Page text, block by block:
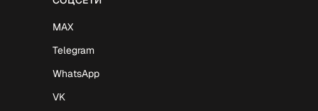
MAX
Telegram
WhatsApp
VK